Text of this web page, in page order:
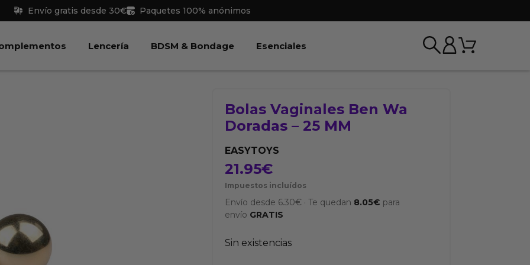
Envío gratis desde 30€ Paquetes 100% anónimos
Juguetes Abrir Complementos
Lencería Abrir Lencería
BDSM & Bondage Abrir BDSM & Bondage
Esenciales Carrito
Bolas Vaginales Ben Wa
Doradas – 25 MM
EASYTOYS
21.95€
Impuestos incluídos
Envío desde 6.30€ ·Te quedan 8.05€ para
envío GRATIS
Sin existencias